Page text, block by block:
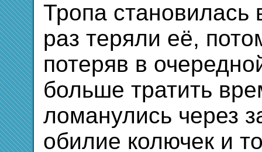
Тропа становилась
раз теряли её,
потеряв в
больше тратить
ломанулись через
обилие колючек и